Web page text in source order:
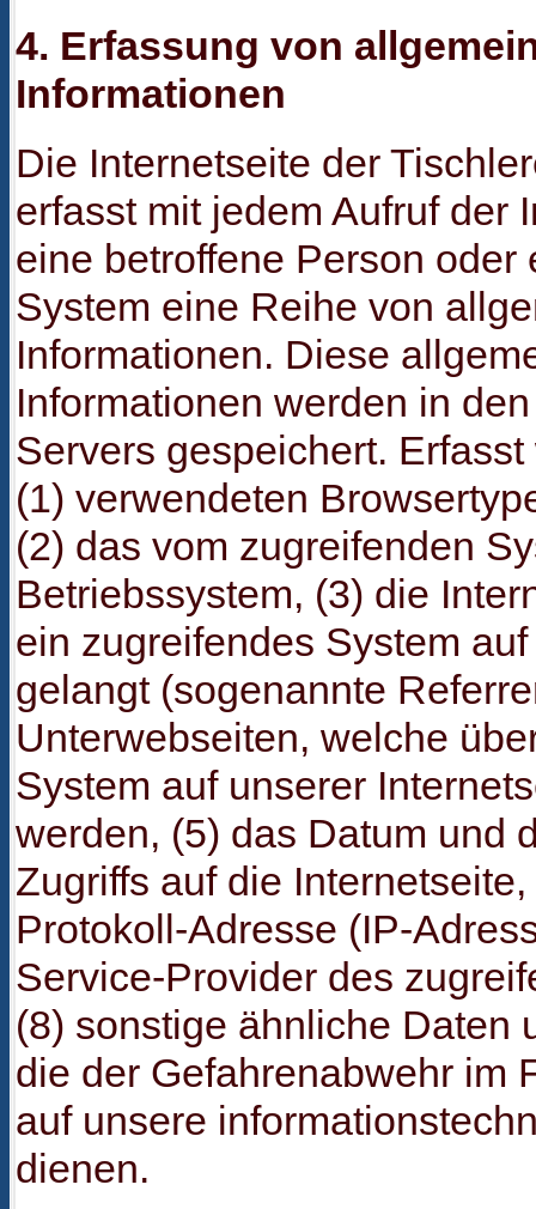
4. Erfassung von
Informationen
Die Internetseite der
erfasst mit jedem Aufruf der
eine betroffene Person oder
System eine Reihe von
Informationen. Diese
Informationen werden in
Servers gespeichert.
(1) verwendeten
(2) das vom zugreifenden
Betriebssystem, (3) die
ein zugreifendes System
gelangt (sogenannte
Unterwebseiten, welche
System auf unserer
werden, (5) das Datum und
Zugriffs auf die
Protokoll-Adresse (IP-
Service-Provider des
(8) sonstige ähnliche Daten
die der Gefahrenabwehr im
auf unsere
dienen.